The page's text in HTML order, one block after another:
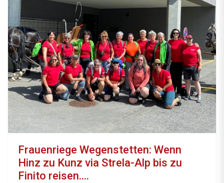
Frauenriege Wegenstetten: Wenn
Hinz zu Kunz via Strela-Alp bis zu
Finito reisen....